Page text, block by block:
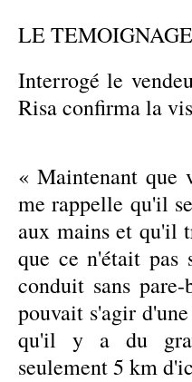
LE TEMOIGNAGE
Interrogé le
Risa confirma la
« Maintenant
me rappelle qu'il
aux mains et qu'il
que ce n'était pas
conduit sans
pouvait s'agir
qu'il y a du
seulement 5 km